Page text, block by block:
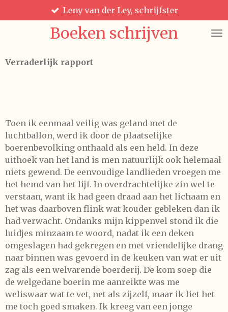
direct
hoofdinhoud
Boeken schrijven
Leny van der Ley, schrijfster
Verraderlijk rapport
Toen ik eenmaal veilig was geland met de
luchtballon, werd ik door de plaatselijke
boerenbevolking onthaald als een held. In deze
uithoek van het land is men natuurlijk ook helemaal
niets gewend. De eenvoudige landlieden vroegen me
het hemd van het lijf. In overdrachtelijke zin wel te
verstaan, want ik had geen draad aan het lichaam en
het was daarboven flink wat kouder gebleken dan ik
had verwacht. Ondanks mijn kippenvel stond ik die
luidjes minzaam te woord, nadat ik een deken
omgeslagen had gekregen en met vriendelijke drang
naar binnen was gevoerd in de keuken van wat er uit
zag als een welvarende boerderij. De kom soep die
de welgedane boerin me aanreikte was me
weliswaar wat te vet, net als zijzelf, maar ik liet het
me toch goed smaken. Ik kreeg van een jonge